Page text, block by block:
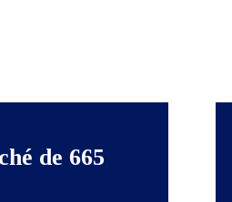
de 665